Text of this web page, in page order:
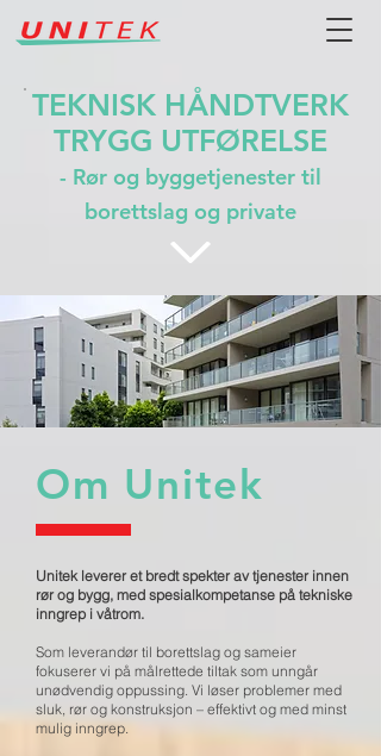
TEKNISK HÅNDTVERK
TRYGG UTFØRELSE
- Rør og byggetjenester til
borettslag og private
Om Unitek
Unitek leverer et bredt spekter av tjenester innen
rør og bygg, med spesialkompetanse på tekniske
inngrep i våtrom.
Som leverandør til borettslag og sameier
fokuserer vi på målrettede tiltak som unngår
unødvendig oppussing. Vi løser problemer med
sluk, rør og konstruksjon – effektivt og med minst
mulig inngrep.